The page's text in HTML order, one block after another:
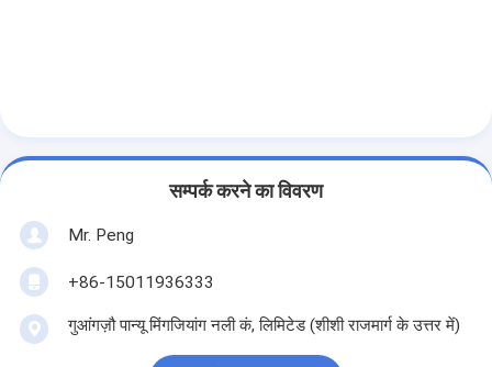
सम्पर्क करने का विवरण
Mr. Peng
+86-15011936333
गुआंगज़ौ पान्यू मिंगजियांग नली कं, लिमिटेड (शीशी राजमार्ग के उत्तर में)